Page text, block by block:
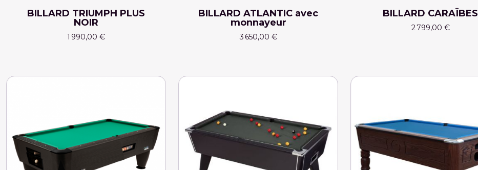
BILLARD TRIUMPH PLUS
NOIR
1 990,00 €
BILLARD ATLANTIC avec
monnayeur
3 650,00 €
BILLARD CARAÏBES
2 799,00 €